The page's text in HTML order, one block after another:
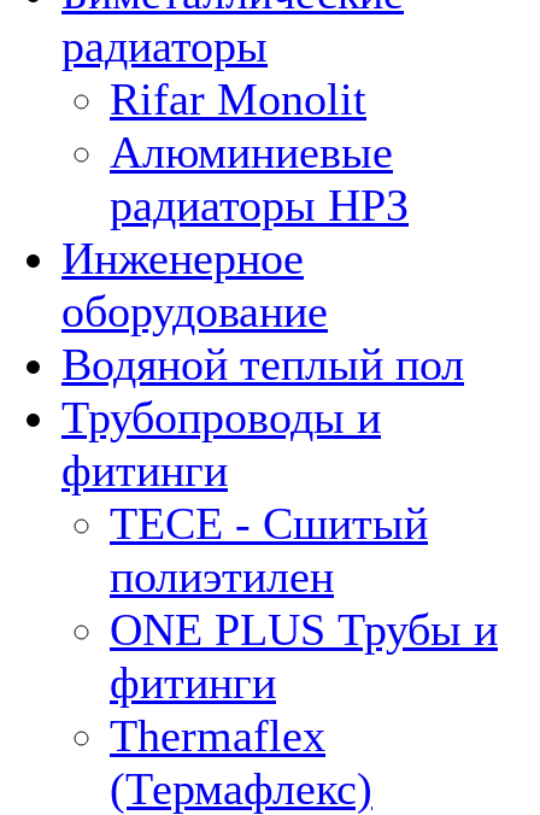
радиаторы
Rifar Monolit
Алюминиевые
радиаторы НРЗ
Инженерное
оборудование
Водяной теплый пол
Трубопроводы и
фитинги
ТЕСЕ - Сшитый
полиэтилен
ONE PLUS Трубы и
фитинги
Thermaflex
(Термафлекс)